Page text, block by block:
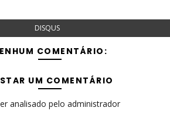
DISQUS
COMENTÁRIO:
UM COMENTÁRIO
analisado pelo administrador